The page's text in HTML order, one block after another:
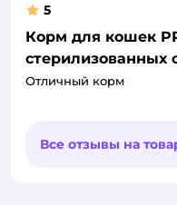
5
Корм для кошек
стерилизованных
Отличный корм
Все отзывы на